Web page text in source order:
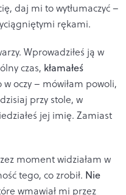
daj mi to wytłumaczyć –
rękami.
Wprowadziłeś ją w
czas, kłamałeś
oczy – mówiłam powoli,
przy stole, w
jej imię. Zamiast
moment widziałam w
tego, co zrobił. Nie
wmawiał mi przez